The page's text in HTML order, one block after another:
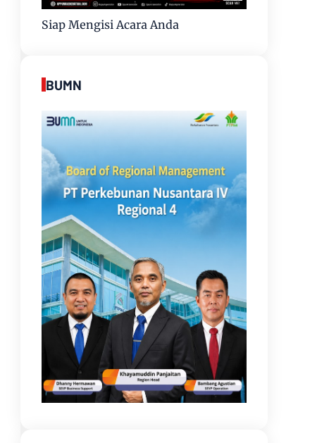
Siap Mengisi Acara Anda
BUMN